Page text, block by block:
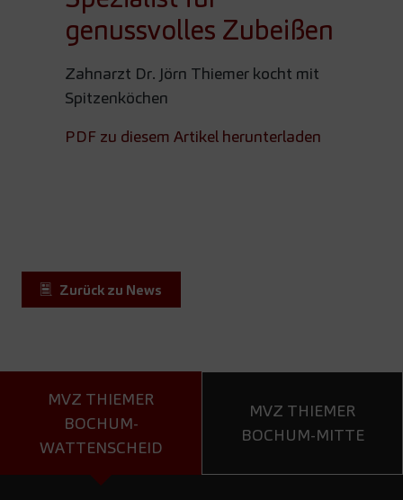
genussvolles Zubeißen
Zahnarzt Dr. Jörn Thiemer kocht mit
Spitzenköchen
PDF zu diesem Artikel herunterladen
Zurück zu News
MVZ THIEMER
BOCHUM-
WATTENSCHEID
MVZ THIEMER
BOCHUM-MITTE